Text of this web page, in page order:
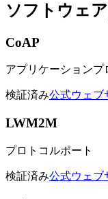
ソフトウェ
CoAP
アプリケーションプ
検証済み公式ウェ
LWM2M
プロトコルポート
検証済み公式ウェ